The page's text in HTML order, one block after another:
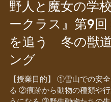
野人と魔女の学
ークラス』第9回
を追う 冬の獣
ング